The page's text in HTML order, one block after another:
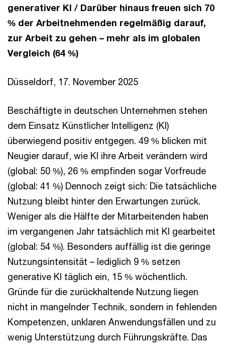
generativer KI / Darüber hinaus freuen sich 70
% der Arbeitnehmenden regelmäßig darauf,
zur Arbeit zu gehen – mehr als im globalen
Vergleich (64 %)
Düsseldorf, 17. November 2025
Beschäftigte in deutschen Unternehmen stehen
dem Einsatz Künstlicher Intelligenz (KI)
überwiegend positiv entgegen. 49 % blicken mit
Neugier darauf, wie KI ihre Arbeit verändern wird
(global: 50 %), 26 % empfinden sogar Vorfreude
(global: 41 %) Dennoch zeigt sich: Die tatsächliche
Nutzung bleibt hinter den Erwartungen zurück.
Weniger als die Hälfte der Mitarbeitenden haben
im vergangenen Jahr tatsächlich mit KI gearbeitet
(global: 54 %). Besonders auffällig ist die geringe
Nutzungsintensität – lediglich 9 % setzen
generative KI täglich ein, 15 % wöchentlich.
Gründe für die zurückhaltende Nutzung liegen
nicht in mangelnder Technik, sondern in fehlenden
Kompetenzen, unklaren Anwendungsfällen und zu
wenig Unterstützung durch Führungskräfte. Das